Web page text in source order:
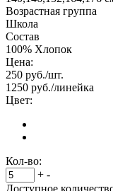
Возрастная группа
Школа
Состав
100% Хлопок
Цена:
250 руб./шт.
1250 руб./линейка
Цвет:
Кол-во:
+ -
Доступное